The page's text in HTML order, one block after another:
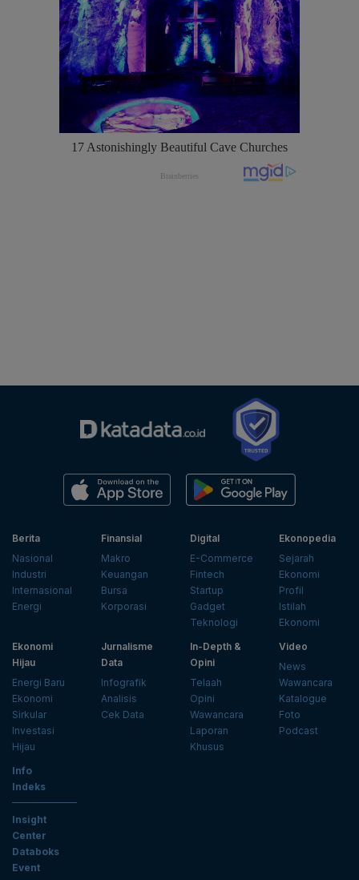
Berita
Nasional
Industri
Internasional
Energi
Finansial
Makro
Keuangan
Bursa
Korporasi
Digital
E-Commerce
Fintech
Startup
Gadget
Teknologi
Ekonopedia
Sejarah
Ekonomi
Profil
Istilah
Ekonomi
Ekonomi
Hijau
Energi Baru
Ekonomi
Sirkular
Investasi
Hijau
Jurnalisme
Data
Infografik
Analisis
Cek Data
In-Depth &
Opini
Telaah
Opini
Wawancara
Laporan
Khusus
Video
News
Wawancara
Katalogue
Foto
Podcast
Info
Indeks
Insight
Center
Databoks
Event